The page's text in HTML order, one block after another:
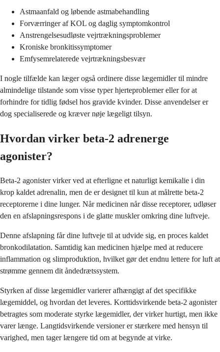
Astmaanfald og løbende astmabehandling
Forværringer af KOL og daglig symptomkontrol
Anstrengelsesudløste vejrtrækningsproblemer
Kroniske bronkitissymptomer
Emfysemrelaterede vejrtrækningsbesvær
I nogle tilfælde kan læger også ordinere disse lægemidler til mindre
almindelige tilstande som visse typer hjerteproblemer eller for at
forhindre for tidlig fødsel hos gravide kvinder. Disse anvendelser er
dog specialiserede og kræver nøje lægeligt tilsyn.
Hvordan virker beta-2 adrenerge
agonister?
Beta-2 agonister virker ved at efterligne et naturligt kemikalie i din
krop kaldet adrenalin, men de er designet til kun at målrette beta-2
receptorerne i dine lunger. Når medicinen når disse receptorer, udløser
den en afslapningsrespons i de glatte muskler omkring dine luftveje.
Denne afslapning får dine luftveje til at udvide sig, en proces kaldet
bronkodilatation. Samtidig kan medicinen hjælpe med at reducere
inflammation og slimproduktion, hvilket gør det endnu lettere for luft at
strømme gennem dit åndedrætssystem.
Styrken af disse lægemidler varierer afhængigt af det specifikke
lægemiddel, og hvordan det leveres. Korttidsvirkende beta-2 agonister
betragtes som moderate styrke lægemidler, der virker hurtigt, men ikke
varer længe. Langtidsvirkende versioner er stærkere med hensyn til
varighed, men tager længere tid om at begynde at virke.